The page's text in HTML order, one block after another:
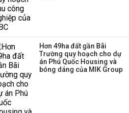
Hơn 49ha đất gần Bãi
Trường quy hoạch cho dự
án Phú Quốc Housing và
bóng dáng của MIK Group